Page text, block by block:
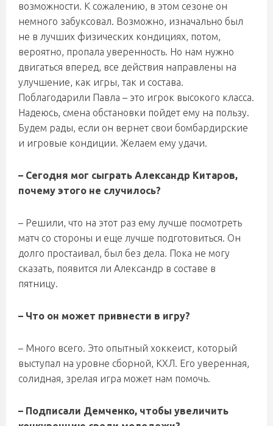
возможности. К сожалению, в этом сезоне он
немного забуксовал. Возможно, изначально был
не в лучших физических кондициях, потом,
вероятно, пропала уверенность. Но нам нужно
двигаться вперед, все действия направлены на
улучшение, как игры, так и состава.
Поблагодарили Павла – это игрок высокого класса.
Надеюсь, смена обстановки пойдет ему на пользу.
Будем рады, если он вернет свои бомбардирские
и игровые кондиции. Желаем ему удачи.
– Сегодня мог сыграть Александр Китаров,
почему этого не случилось?
– Решили, что на этот раз ему лучше посмотреть
матч со стороны и еще лучше подготовиться. Он
долго простаивал, был без дела. Пока не могу
сказать, появится ли Александр в составе в
пятницу.
– Что он может привнести в игру?
– Много всего. Это опытный хоккеист, который
выступал на уровне сборной, КХЛ. Его уверенная,
солидная, зрелая игра может нам помочь.
– Подписали Демченко, чтобы увеличить